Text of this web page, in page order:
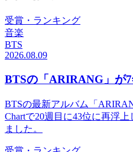
受賞・ランキング
音楽
BTS
2026.08.09
BTSの「ARIRANG」が
BTSの最新アルバム「
Chartで20週目に43位に再浮
ました。